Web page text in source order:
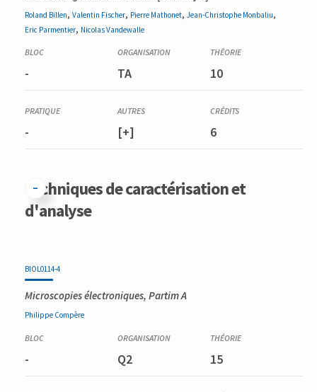
Roland Billen, Valentin Fischer, Pierre Mathonet, Jean-Christophe Monbaliu,
Eric Parmentier, NicolasVandewalle
- TA 10
- [+] 6
Techniques de caractérisation et
d'analyse
BIOL0114-4
Microscopies électroniques, Partim A
Philippe Compère
- Q2 15